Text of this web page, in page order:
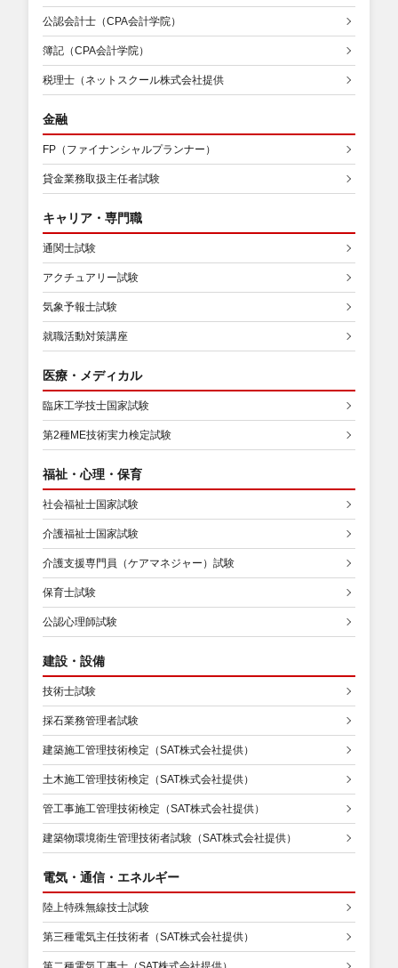
公認会計士（CPA会計学院）
簿記（CPA会計学院）
税理士（ネットスクール株式会社提供
金融
FP（ファイナンシャルプランナー）
貸金業務取扱主任者試験
キャリア・専門職
通関士試験
アクチュアリー試験
気象予報士試験
就職活動対策講座
医療・メディカル
臨床工学技士国家試験
第2種ME技術実力検定試験
福祉・心理・保育
社会福祉士国家試験
介護福祉士国家試験
介護支援専門員（ケアマネジャー）試験
保育士試験
公認心理師試験
建設・設備
技術士試験
採石業務管理者試験
建築施工管理技術検定（SAT株式会社提供）
土木施工管理技術検定（SAT株式会社提供）
管工事施工管理技術検定（SAT株式会社提供）
建築物環境衛生管理技術者試験（SAT株式会社提供）
電気・通信・エネルギー
陸上特殊無線技士試験
第三種電気主任技術者（SAT株式会社提供）